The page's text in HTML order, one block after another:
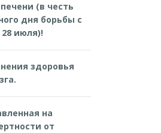
(в честь
дня борьбы с
июля)!
здоровья
на
от